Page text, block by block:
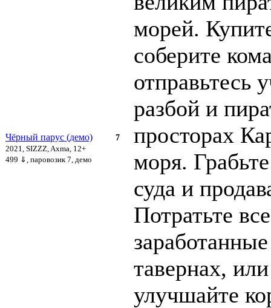
7
Чёрный парус (демо)
2021, SIZZZ, Axma, 12+
499 ⇓ , паровозик 7, демо
морей.
соберите
отправьтесь
разбой и
просторах
моря.
суда и
Потратьте все
тавернах,
улучшайте